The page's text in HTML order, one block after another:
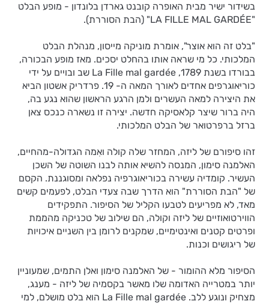
בשידור ישיר מבית האופרה קובנט גארדן בלונדון - מופע הבלט
"LA FILLE MAL GARDÉE" (הבת הסוררת).
"בלט זה הוא אוצר", אומרת מוניקה מייסון, מנהלת הבלט
המלכותי. כל מי שראה אותו בהחלט יסכים. מאז מופע הבכורה,
בבורדו בשנת 1789, La Fille mal gardée שב ובויים על ידי
כוריאוגרפים אחדים לאורך המאה ה- 19. פרדריק אשטון הביא
את היצירה למאה העשרים ולמן הרגע הראשון שהוא נגע בה,
היה ברור שיצר קלאסיקה חדשה. יצירה זו נשארה כנכס צאן
ברזל ברפרטואר של הבלט המלכותי.
זהו סיפורם של ליזה, המחזר שלה קולה ואִמה הגדולה-מהחיים,
האלמנה סימון, המנסה להשיא אותה לבנו השוטה של השכן
העשיר. קומדיה עשירה בכוריאוגרפיה נפלאה ומסוגננת. הקסם
של "הבת הסוררת" הוא הדרך שבה צעדי הבלט, לפעמים קשים
מאד, לא מפריעים לטבעו הקליל של הסיפור. התפקידים
הווירטואוזיים של ליזה וקולה, הם שילוב של טכניקה מהממת
ופרטים קטנים ואינטימיים, שמקנים לרומן בין השניים איכויות
של ריגושים וכנות.
הסיפור מלא ההומור - של האלמנה סימון ואלן התמים, שמעוניין
יותר במטרייה האדומה שלו מאשר בקסמיה של ליזה - מענג,
מצחיק ונוגע ללב. La Fille mal gardée הוא בלט מושלם, למי